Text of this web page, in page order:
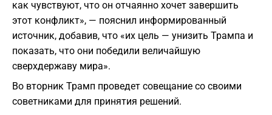
как чувствуют, что он отчаянно хочет завершить
этот конфликт», — пояснил информированный
источник, добавив, что «их цель — унизить Трампа и
показать, что они победили величайшую
сверхдержаву мира».
Во вторник Трамп проведет совещание со своими
советниками для принятия решений.